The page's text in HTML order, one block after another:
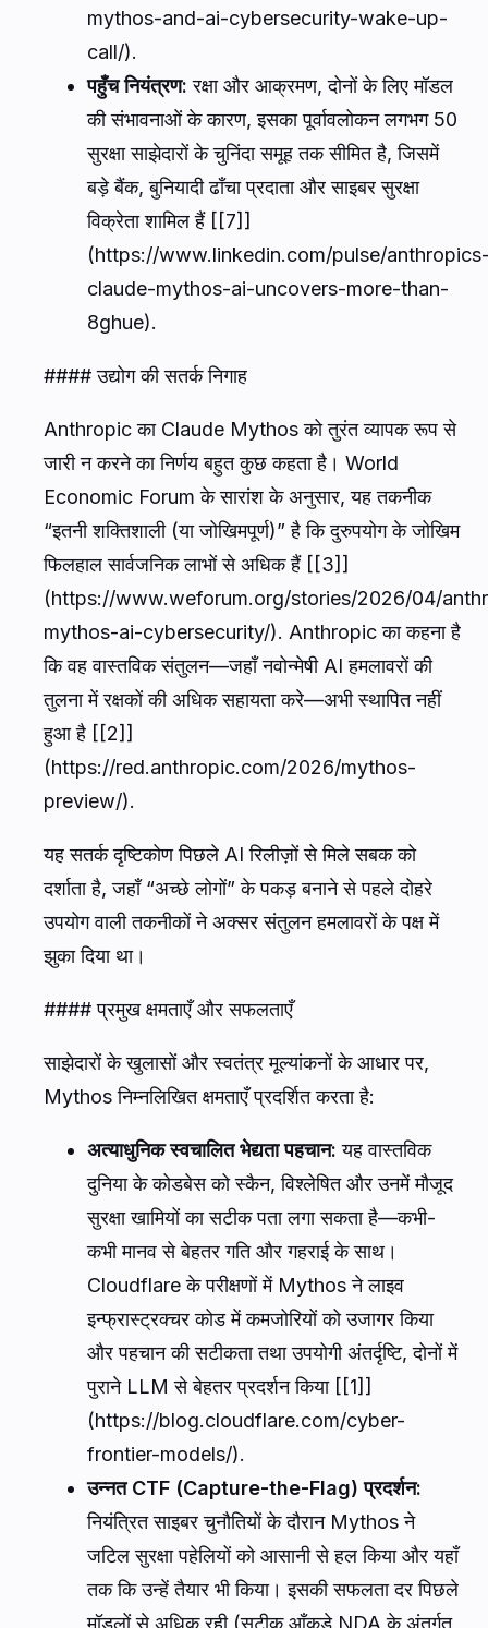
mythos-and-ai-cybersecurity-wake-up-
call/).
पहुँच नियंत्रण: रक्षा और आक्रमण, दोनों के लिए मॉडल
की संभावनाओं के कारण, इसका पूर्वावलोकन लगभग 50
सुरक्षा साझेदारों के चुनिंदा समूह तक सीमित है, जिसमें
बड़े बैंक, बुनियादी ढाँचा प्रदाता और साइबर सुरक्षा
विक्रेता शामिल हैं [[7]]
(https://www.linkedin.com/pulse/
claude-mythos-ai-uncovers-more-than-
8ghue).
#### उद्योग की सतर्क निगाह
Anthropic का Claude Mythos को तुरंत व्यापक रूप से
जारी न करने का निर्णय बहुत कुछ कहता है। World
Economic Forum के सारांश के अनुसार, यह तकनीक
“इतनी शक्तिशाली (या जोखिमपूर्ण)” है कि दुरुपयोग के जोखिम
फिलहाल सार्वजनिक लाभों से अधिक हैं [[3]]
(https://www.weforum.org/stories/2026/04/
mythos-ai-cybersecurity/). Anthropic का कहना है
कि वह वास्तविक संतुलन—जहाँ नवोन्मेषी AI हमलावरों की
तुलना में रक्षकों की अधिक सहायता करे—अभी स्थापित नहीं
हुआ है [[2]]
(https://red.anthropic.com/2026/mythos-
preview/).
यह सतर्क दृष्टिकोण पिछले AI रिलीज़ों से मिले सबक को
दर्शाता है, जहाँ “अच्छे लोगों” के पकड़ बनाने से पहले दोहरे
उपयोग वाली तकनीकों ने अक्सर संतुलन हमलावरों के पक्ष में
झुका दिया था।
#### प्रमुख क्षमताएँ और सफलताएँ
साझेदारों के खुलासों और स्वतंत्र मूल्यांकनों के आधार पर,
Mythos निम्नलिखित क्षमताएँ प्रदर्शित करता है:
अत्याधुनिक स्वचालित भेद्यता पहचान: यह वास्तविक
दुनिया के कोडबेस को स्कैन, विश्लेषित और उनमें मौजूद
सुरक्षा खामियों का सटीक पता लगा सकता है—कभी-
कभी मानव से बेहतर गति और गहराई के साथ।
Cloudflare के परीक्षणों में Mythos ने लाइव
इन्फ्रास्ट्रक्चर कोड में कमजोरियों को उजागर किया
और पहचान की सटीकता तथा उपयोगी अंतर्दृष्टि, दोनों में
पुराने LLM से बेहतर प्रदर्शन किया [[1]]
(https://blog.cloudflare.com/cyber-
frontier-models/).
उन्नत CTF (Capture-the-Flag) प्रदर्शन:
नियंत्रित साइबर चुनौतियों के दौरान Mythos ने
जटिल सुरक्षा पहेलियों को आसानी से हल किया और यहाँ
तक कि उन्हें तैयार भी किया। इसकी सफलता दर पिछले
मॉडलों से अधिक रही (सटीक आँकड़े NDA के अंतर्गत